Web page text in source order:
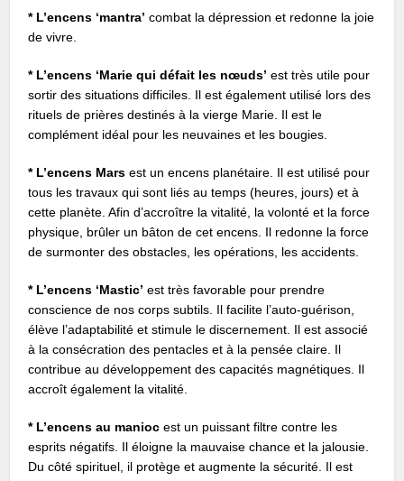
* L’encens ‘mantra’ combat la dépression et redonne la joie
de vivre.
* L’encens ‘Marie qui défait les nœuds’ est très utile pour
sortir des situations difficiles. Il est également utilisé lors des
rituels de prières destinés à la vierge Marie. Il est le
complément idéal pour les neuvaines et les bougies.
* L’encens Mars est un encens planétaire. Il est utilisé pour
tous les travaux qui sont liés au temps (heures, jours) et à
cette planète. Afin d’accroître la vitalité, la volonté et la force
physique, brûler un bâton de cet encens. Il redonne la force
de surmonter des obstacles, les opérations, les accidents.
* L’encens ‘Mastic’ est très favorable pour prendre
conscience de nos corps subtils. Il facilite l’auto-guérison,
élève l’adaptabilité et stimule le discernement. Il est associé
à la consécration des pentacles et à la pensée claire. Il
contribue au développement des capacités magnétiques. Il
accroît également la vitalité.
* L’encens au manioc est un puissant filtre contre les
esprits négatifs. Il éloigne la mauvaise chance et la jalousie.
Du côté spirituel, il protège et augmente la sécurité. Il est